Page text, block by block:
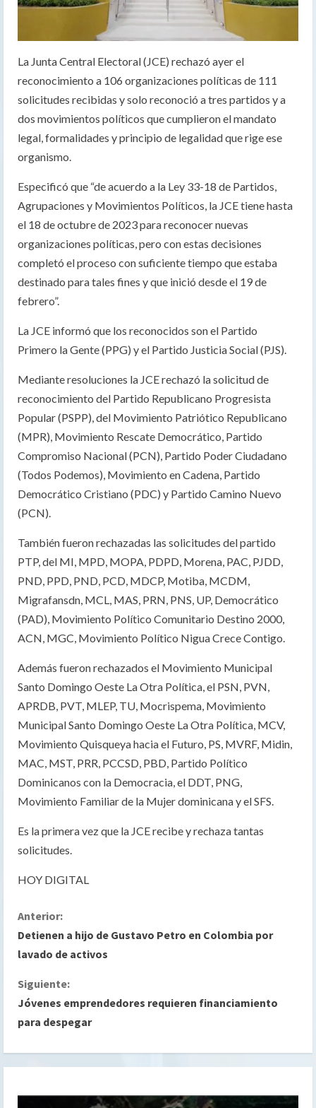
La Junta Central Electoral (JCE) rechazó ayer el
reconocimiento a 106 organizaciones políticas de 111
solicitudes recibidas y solo reconoció a tres partidos y a
dos movimientos políticos que cumplieron el mandato
legal, formalidades y principio de legalidad que rige ese
organismo.
Especificó que “de acuerdo a la Ley 33-18 de Partidos,
Agrupaciones y Movimientos Políticos, la JCE tiene hasta
el 18 de octubre de 2023 para reconocer nuevas
organizaciones políticas, pero con estas decisiones
completó el proceso con suficiente tiempo que estaba
destinado para tales fines y que inició desde el 19 de
febrero”.
La JCE informó que los reconocidos son el Partido
Primero la Gente (PPG) y el Partido Justicia Social (PJS).
Mediante resoluciones la JCE rechazó la solicitud de
reconocimiento del Partido Republicano Progresista
Popular (PSPP), del Movimiento Patriótico Republicano
(MPR), Movimiento Rescate Democrático, Partido
Compromiso Nacional (PCN), Partido Poder Ciudadano
(Todos Podemos), Movimiento en Cadena, Partido
Democrático Cristiano (PDC) y Partido Camino Nuevo
(PCN).
También fueron rechazadas las solicitudes del partido
PTP, del MI, MPD, MOPA, PDPD, Morena, PAC, PJDD,
PND, PPD, PND, PCD, MDCP, Motiba, MCDM,
Migrafansdn, MCL, MAS, PRN, PNS, UP, Democrático
(PAD), Movimiento Político Comunitario Destino 2000,
ACN, MGC, Movimiento Político Nigua Crece Contigo.
Además fueron rechazados el Movimiento Municipal
Santo Domingo Oeste La Otra Política, el PSN, PVN,
APRDB, PVT, MLEP, TU, Mocrispema, Movimiento
Municipal Santo Domingo Oeste La Otra Política, MCV,
Movimiento Quisqueya hacia el Futuro, PS, MVRF, Midin,
MAC, MST, PRR, PCCSD, PBD, Partido Político
Dominicanos con la Democracia, el DDT, PNG,
Movimiento Familiar de la Mujer dominicana y el SFS.
Es la primera vez que la JCE recibe y rechaza tantas
solicitudes.
HOY DIGITAL
S
i
g
u
l
e
Anterior:
Detienen a hijo de Gustavo Petro en Colombia por
lavado de activos
Siguiente:
Jóvenes emprendedores requieren financiamiento
para despegar